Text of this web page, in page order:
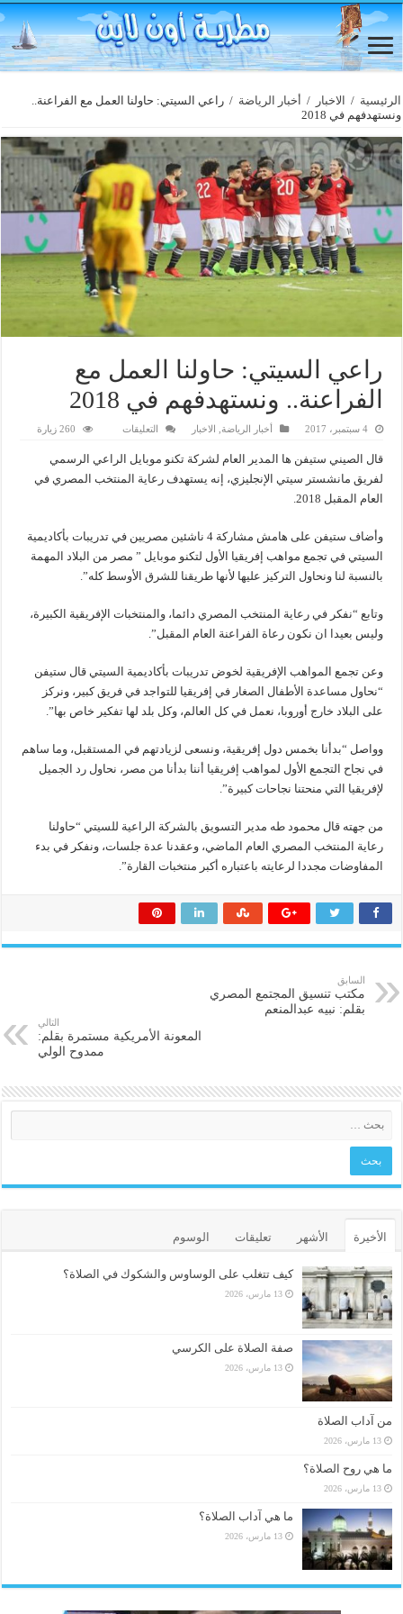
الرئيسية / الاخبار / أخبار الرياضة / راعي السيتي: حاولنا العمل مع الفراعنة..
ونستهدفهم في 2018
راعي السيتي: حاولنا العمل مع
الفراعنة.. ونستهدفهم في 2018
4 سبتمبر، 2017 أخبار الرياضة, الاخبار التعليقات
السيتي:
حاولنا
العمل
2018
مغلقة
260 زيارة
قال الصيني ستيفن ها المدير العام لشركة تكنو موبايل الراعي الرسمي
لفريق مانشستر سيتي الإنجليزي، إنه يستهدف رعاية المنتخب المصري في
العام المقبل 2018.
وأضاف ستيفن على هامش مشاركة 4 ناشئين مصريين في تدريبات بأكاديمية
السيتي في تجمع مواهب إفريقيا الأول لتكنو موبايل ” مصر من البلاد المهمة
بالنسبة لنا ونحاول التركيز عليها لأنها طريقنا للشرق الأوسط كله”.
وتابع “نفكر في رعاية المنتخب المصري دائما، والمنتخبات الإفريقية الكبيرة،
وليس بعيدا ان نكون رعاة الفراعنة العام المقبل”.
وعن تجمع المواهب الإفريقية لخوض تدريبات بأكاديمية السيتي قال ستيفن
“نحاول مساعدة الأطفال الصغار في إفريقيا للتواجد في فريق كبير، ونركز
على البلاد خارج أوروبا، نعمل في كل العالم، وكل بلد لها تفكير خاص بها”.
وواصل “بدأنا بخمس دول إفريقية، ونسعى لزيادتهم في المستقبل، وما ساهم
في نجاح التجمع الأول لمواهب إفريقيا أننا بدأنا من مصر، نحاول رد الجميل
لإفريقيا التي منحتنا نجاحات كبيرة”.
من جهته قال محمود طه مدير التسويق بالشركة الراعية للسيتي “حاولنا
رعاية المنتخب المصري العام الماضي، وعقدنا عدة جلسات، ونفكر في بدء
المفاوضات مجددا لرعايته باعتباره أكبر منتخبات القارة”.
السابق
مكتب تنسيق المجتمع المصري
بقلم: نبيه عبدالمنعم
التالي
المعونة الأمريكية مستمرة بقلم:
ممدوح الولي
الأخيرة الأشهر تعليقات الوسوم
كيف تتغلب على الوساوس والشكوك في الصلاة؟
13 مارس، 2026
صفة الصلاة على الكرسي
13 مارس، 2026
من آداب الصلاة
13 مارس، 2026
ما هي روح الصلاة؟
13 مارس، 2026
ما هي آداب الصلاة؟
13 مارس، 2026